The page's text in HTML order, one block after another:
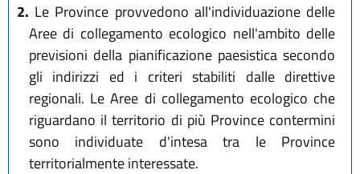
2. Le Province provvedono all'individuazione delle
Aree di collegamento ecologico nell'ambito delle
previsioni della pianificazione paesistica secondo
gli indirizzi ed i criteri stabiliti dalle direttive
regionali. Le Aree di collegamento ecologico che
riguardano il territorio di più Province contermini
sono individuate d'intesa tra le Province
territorialmente interessate.